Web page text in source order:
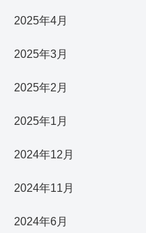
2025年4月
2025年3月
2025年2月
2025年1月
2024年12月
2024年11月
2024年6月